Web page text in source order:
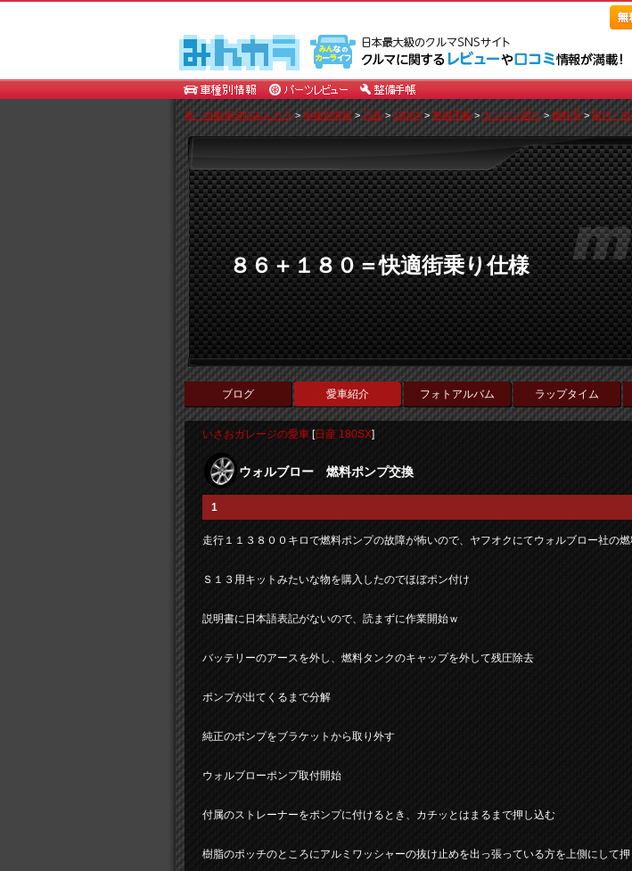
車・自動車SNSみんカラ> 車種別情報 >日産>180SX>整備手帳>エンジン廻り> 燃料系>取付・
８６＋１８０＝快適街乗り仕様
ブログ 愛車紹介 フォトアルバム ラップタイム
いさおガレージの愛車 [日産 180SX]
ウォルブロー 燃料ポンプ交換
1
走行１１３８００キロで燃料ポンプの故障が怖いので、ヤフオクにてウォルブロー社の燃
Ｓ１３用キットみたいな物を購入したのでほぼポン付け
説明書に日本語表記がないので、読まずに作業開始ｗ
バッテリーのアースを外し、燃料タンクのキャップを外して残圧除去
ポンプが出てくるまで分解
純正のポンプをブラケットから取り外す
ウォルブローポンプ取付開始
付属のストレーナーをポンプに付けるとき、カチッとはまるまで押し込む
樹脂のポッチのところにアルミワッシャーの抜け止めを出っ張っている方を上側にして